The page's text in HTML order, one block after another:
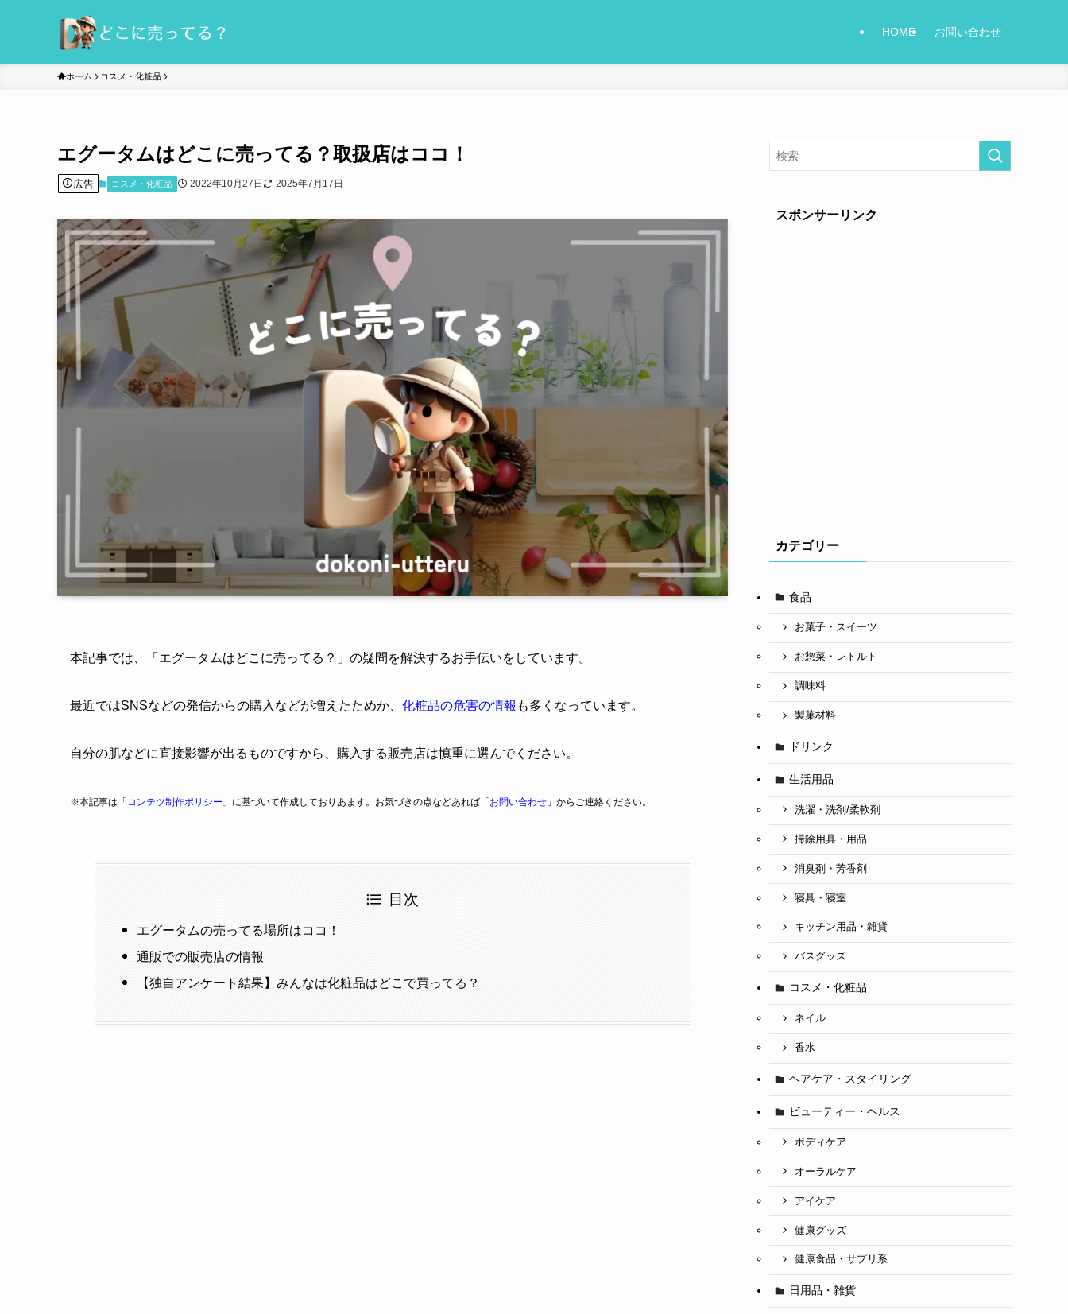
HOME お問い合わせ
ホーム コスメ・化粧品
エグータムはどこに売ってる？取扱店はココ！
広告 コスメ・化粧品 2022年10月27日 2025年7月17日
本記事では、「エグータムはどこに売ってる？」の疑問を解決するお手伝いをしています。
最近ではSNSなどの発信からの購入などが増えたためか、 化粧品の危害の情報 も多くなっています。
自分の肌などに直接影響が出るものですから、購入する販売店は慎重に選んでください。
※本記事は「 コンテツ制作ポリシー 」に基づいて作成しておりあます。お気づきの点などあれば「 お問い合わせ 」からご連絡ください。
目次
エグータムの売ってる場所はココ！
通販での販売店の情報
【独自アンケート結果】みんなは化粧品はどこで買ってる？
スポンサーリンク
カテゴリー
食品
お菓子・スイーツ
お惣菜・レトルト
調味料
製菓材料
ドリンク
生活用品
洗濯・洗剤/柔軟剤
掃除用具・用品
消臭剤・芳香剤
寝具・寝室
キッチン用品・雑貨
バスグッズ
コスメ・化粧品
ネイル
香水
ヘアケア・スタイリング
ビューティー・ヘルス
ボディケア
オーラルケア
アイケア
健康グッズ
健康食品・サプリ系
日用品・雑貨